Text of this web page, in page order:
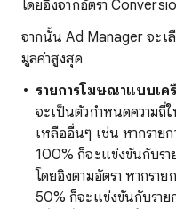
โดยอิงจากอัตรา
จากนั้น Ad Manager จะเ
มูลค่าสูงสุด
รายการโฆษณาแบบเค
จะเป็นตัวกำหนดความถี่
เหลืออื่นๆ เช่น หากราย
100% ก็จะแข่งขันกับร
โดยอิงตามอัตรา หากรา
50% ก็จะแข่งขันกับรา